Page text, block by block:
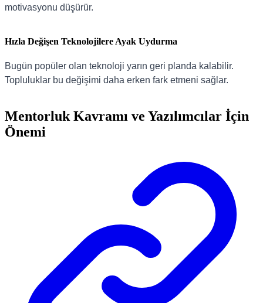
motivasyonu düşürür.
Hızla Değişen Teknolojilere Ayak Uydurma
Bugün popüler olan teknoloji yarın geri planda kalabilir.
Topluluklar bu değişimi daha erken fark etmeni sağlar.
Mentorluk Kavramı ve Yazılımcılar İçin
Önemi